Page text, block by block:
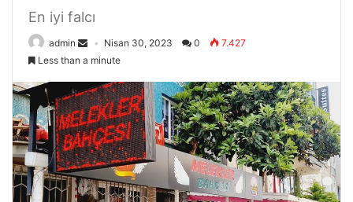
En iyi falcı
admin Nisan 30, 2023 0
7.427
Less than a minute